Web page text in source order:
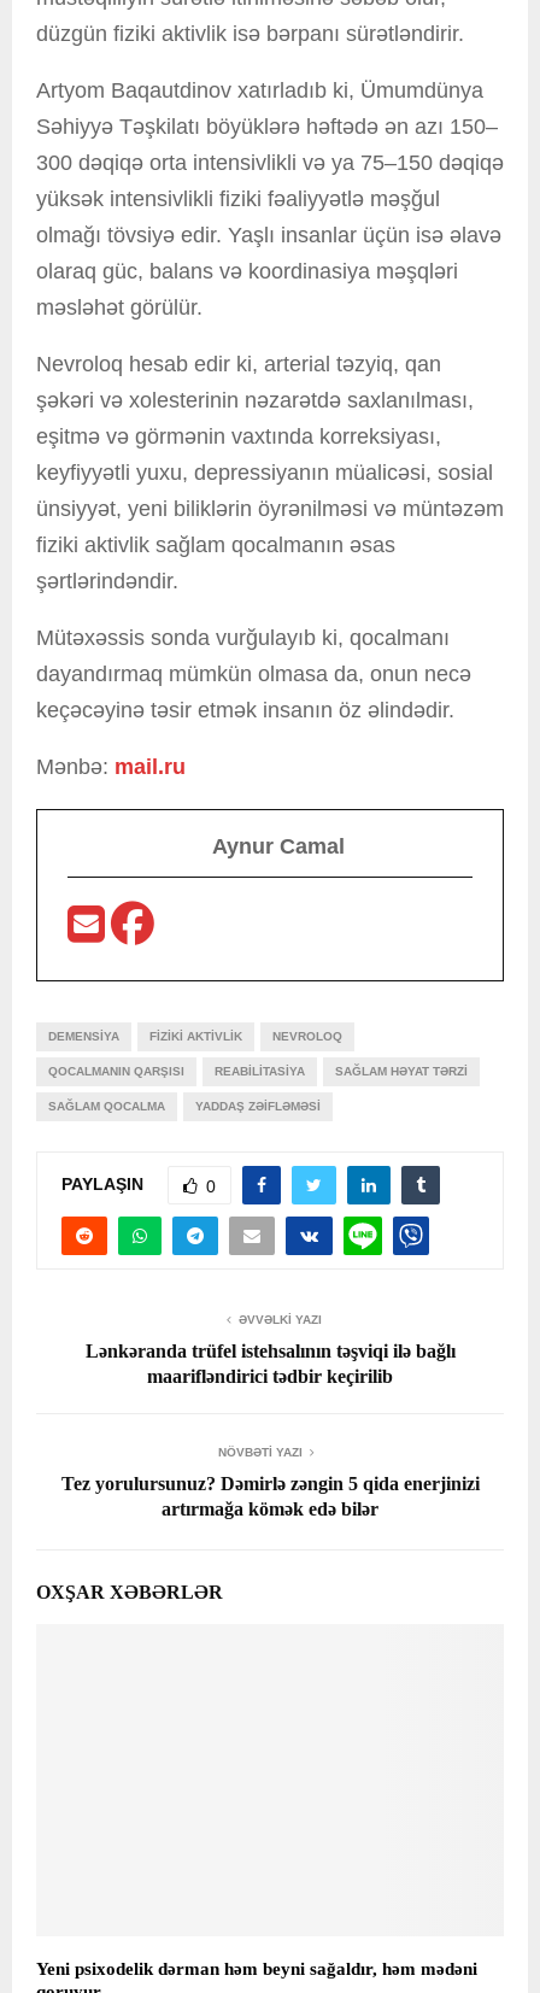
düzgün fiziki aktivlik isə bərpanı sürətləndirir.
Artyom Baqautdinov xatırladıb ki, Ümumdünya
Səhiyyə Təşkilatı böyüklərə həftədə ən azı 150–
300 dəqiqə orta intensivlikli və ya 75–150 dəqiqə
yüksək intensivlikli fiziki fəaliyyətlə məşğul
olmağı tövsiyə edir. Yaşlı insanlar üçün isə əlavə
olaraq güc, balans və koordinasiya məşqləri
məsləhət görülür.
Nevroloq hesab edir ki, arterial təzyiq, qan
şəkəri və xolesterinin nəzarətdə saxlanılması,
eşitmə və görmənin vaxtında korreksiyası,
keyfiyyətli yuxu, depressiyanın müalicəsi, sosial
ünsiyyət, yeni biliklərin öyrənilməsi və müntəzəm
fiziki aktivlik sağlam qocalmanın əsas
şərtlərindəndir.
Mütəxəssis sonda vurğulayıb ki, qocalmanı
dayandırmaq mümkün olmasa da, onun necə
keçəcəyinə təsir etmək insanın öz əlindədir.
Mənbə: mail.ru
Aynur Camal
DEMENSIYA FIZIKI AKTIVLIK NEVROLOQ
QOCALMANIN QARŞISI REABILITASIYA SAĞLAM HƏYAT TƏRZI
SAĞLAM QOCALMA YADDAŞ ZƏIFLƏMƏSI
PAYLAŞIN 0
ƏVVƏLKI YAZI
Lənkəranda trüfel istehsalının təşviqi ilə bağlı
maarifləndirici tədbir keçirilib
NÖVBƏTI YAZI
Tez yorulursunuz? Dəmirlə zəngin 5 qida enerjinizi
artırmağa kömək edə bilər
OXŞAR XƏBƏRLƏR
Yeni psixodelik dərman həm beyni sağaldır, həm mədəni